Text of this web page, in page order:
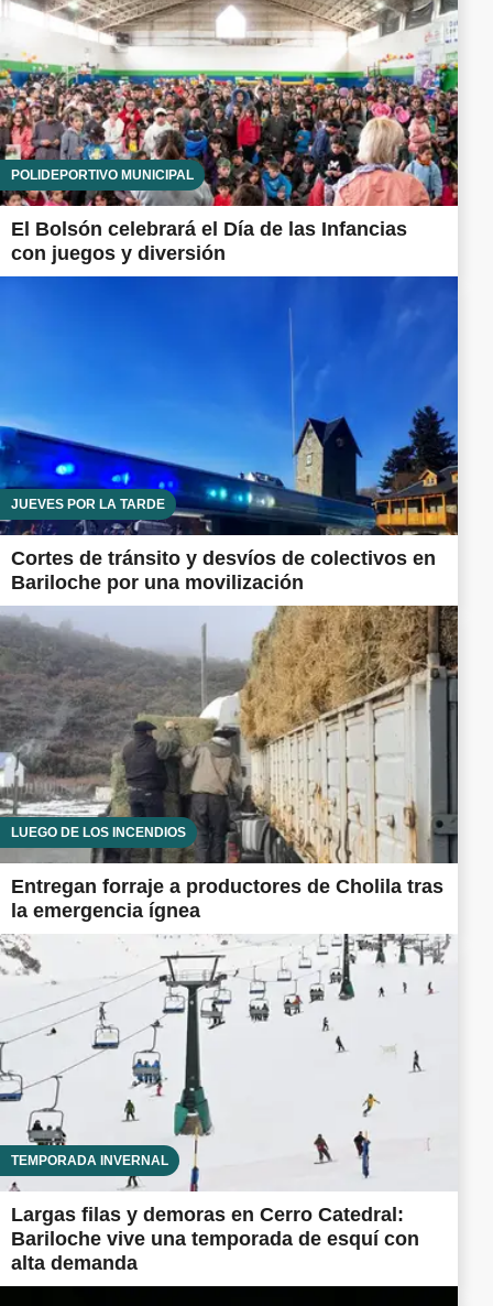
POLIDEPORTIVO MUNICIPAL
El Bolsón celebrará el Día de las Infancias
con juegos y diversión
JUEVES POR LA TARDE
Cortes de tránsito y desvíos de colectivos en
Bariloche por una movilización
LUEGO DE LOS INCENDIOS
Entregan forraje a productores de Cholila tras
la emergencia ígnea
TEMPORADA INVERNAL
Largas filas y demoras en Cerro Catedral:
Bariloche vive una temporada de esquí con
alta demanda